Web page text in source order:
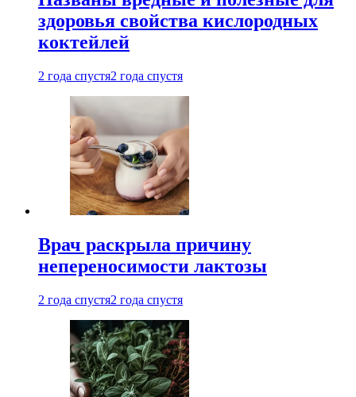
здоровья свойства кислородных
коктейлей
2 года спустя2 года спустя
Врач раскрыла причину
непереносимости лактозы
2 года спустя2 года спустя